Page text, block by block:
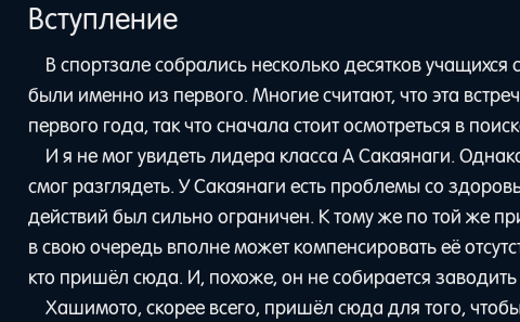
Вступление
В спортзале собрались несколько десятков
были именно из первого. Многие считают, что эта
первого года, так что сначала стоит осмотреться в
И я не мог увидеть лидера класса A Сакаянаги.
смог разглядеть. У Сакаянаги есть проблемы со
действий был сильно ограничен. К тому же по той же
в свою очередь вполне может компенсировать её
кто пришёл сюда. И, похоже, он не собирается
Хашимото, скорее всего, пришёл сюда для того,